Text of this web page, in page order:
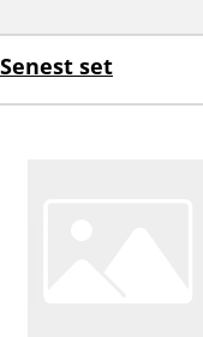
Senest set